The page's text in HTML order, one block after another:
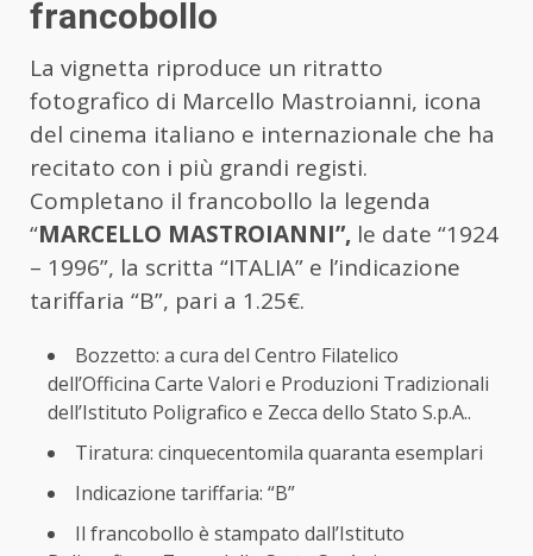
francobollo
La vignetta riproduce un ritratto
fotografico di Marcello Mastroianni, icona
del cinema italiano e internazionale che ha
recitato con i più grandi registi.
Completano il francobollo la legenda
“MARCELLO MASTROIANNI”, le date “1924
– 1996”, la scritta “ITALIA” e l’indicazione
tariffaria “B”, pari a 1.25€.
Bozzetto: a cura del Centro Filatelico
dell’Officina Carte Valori e Produzioni Tradizionali
dell’Istituto Poligrafico e Zecca dello Stato S.p.A..
Tiratura: cinquecentomila quaranta esemplari
Indicazione tariffaria: “B”
Il francobollo è stampato dall’Istituto